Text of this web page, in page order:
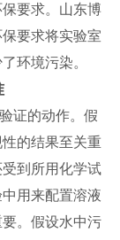
要求。山东博
要求将实验室
环境污染。
证的动作。假
的结果至关重
到所用化学试
用来配置溶液
。假设水中污